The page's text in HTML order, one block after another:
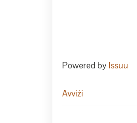
Powered by Issuu
Avviżi